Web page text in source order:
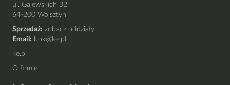
ul. Gajewskich 32
64-200 Wolsztyn
Sprzedaż: zobacz oddziały
Email: bok@ke.pl
ke.pl
O firmie